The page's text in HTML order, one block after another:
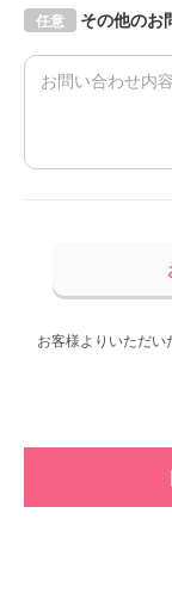
その他のお
任意
お客様よりいただい